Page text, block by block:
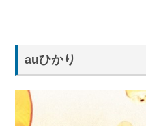
auひかり